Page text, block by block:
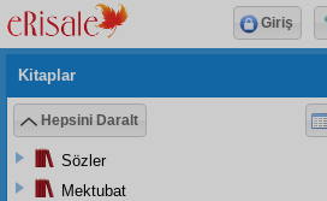
Kitaplar
Hepsini Daralt
Sözler
Mektubat
Giriş